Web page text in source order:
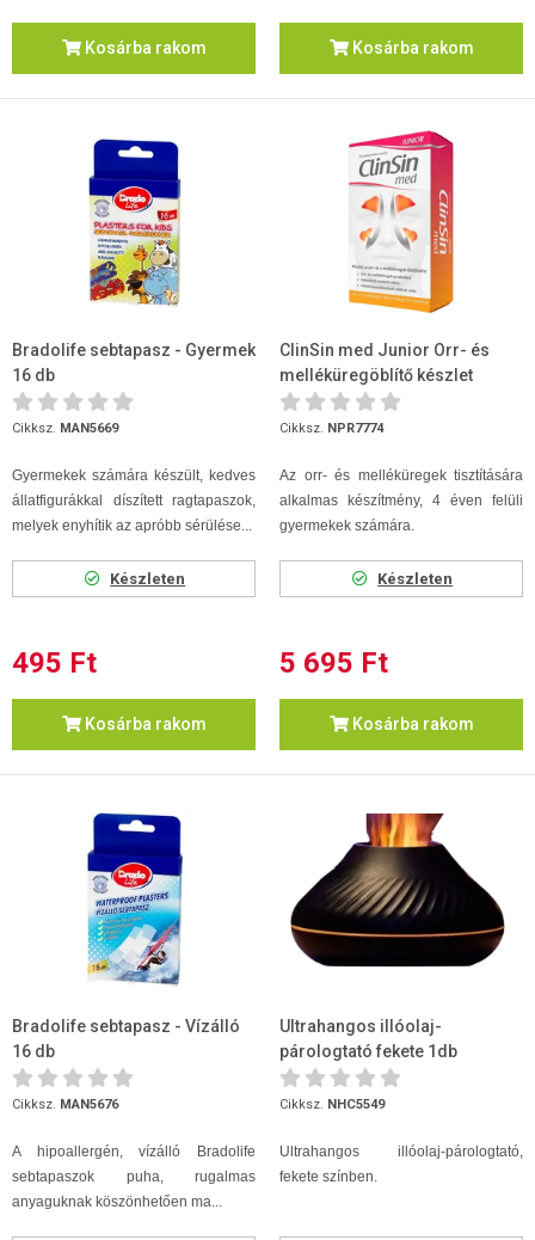
Kosárba rakom Kosárba rakom
Bradolife sebtapasz - Gyermek
16 db
Cikksz. MAN5669
Gyermekek számára készült, kedves
állatfigurákkal díszített ragtapaszok,
melyek enyhítik az apróbb sérülése...
Készleten
495 Ft
Kosárba rakom
ClinSin med Junior Orr- és
melléküregöblítő készlet
(flakon + 16 tasak)
Cikksz. NPR7774
Az orr- és melléküregek tisztítására
alkalmas készítmény, 4 éven felüli
gyermekek számára.
Készleten
5 695 Ft
Kosárba rakom
Bradolife sebtapasz - Vízálló
16 db
Cikksz. MAN5676
A hipoallergén, vízálló Bradolife
sebtapaszok puha, rugalmas
anyaguknak köszönhetően ma...
Ultrahangos illóolaj-
párologtató fekete 1db
Cikksz. NHC5549
Ultrahangos illóolaj-párologtató,
fekete színben.